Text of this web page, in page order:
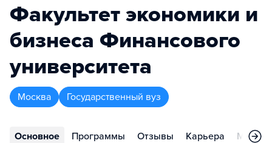
Факультет экономики и
бизнеса Финансового
университета
Москва Государственный вуз
Основное Программы Отзывы Карьера